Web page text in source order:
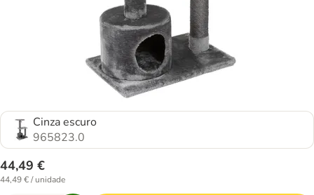
Cinza escuro
965823.0
44,49 €
44,49 € / unidade